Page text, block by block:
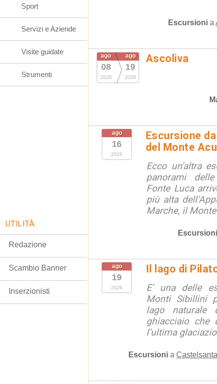
Escursioni a
ago
08
2026
ago
19
2026
Ascoliva
ago
16
2026
Escursione
del Monte
Ecco un'altra
panorami
Fonte Luca
più alta
Marche, il
Escursioni
ago
19
2026
Il lago di
E' una delle
Monti Sibillini
lago naturale
ghiacciaio che
l’ultima
Escursioni a
Sport
Servizi e Aziende
Visite guidate
Strumenti
UTILITÀ:
Redazione
Scambio Banner
Inserzionisti